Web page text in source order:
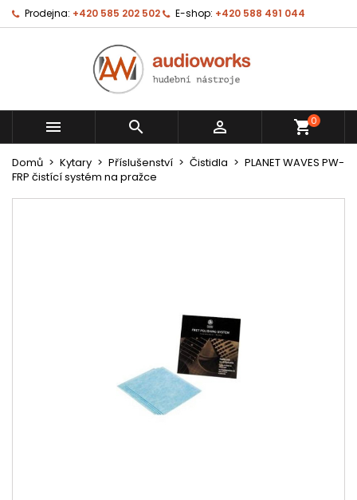
Prodejna: +420 585 202 502 E-shop: +420 588 491 044
   shopping_cart0
Domů Kytary Příslušenství Čistidla
PLANET WAVES PW-
FRP čistící systém na pražce